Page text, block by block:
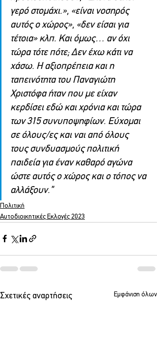
γερό στομάχι.», «είναι νοσηρός
αυτός ο χώρος», «δεν είσαι για
τέτοια» κλπ. Και όμως… αν όχι
τώρα τότε πότε; Δεν έχω κάτι να
χάσω. Η αξιοπρέπεια και η
ταπεινότητα του Παναγιώτη
Χριστόφα ήταν που με είχαν
κερδίσει εδώ και χρόνια και τώρα
των 315 συνυποψηφίων. Εύχομαι
σε όλους/ες και ναι από όλους
τους συνδυασμούς πολιτική
παιδεία για έναν καθαρό αγώνα
ώστε αυτός ο χώρος και ο τόπος να
αλλάξουν.”
Πολιτική
Αυτοδιοικητικές Εκλογές 2023
Σχετικές αναρτήσεις Εμφάνιση όλων